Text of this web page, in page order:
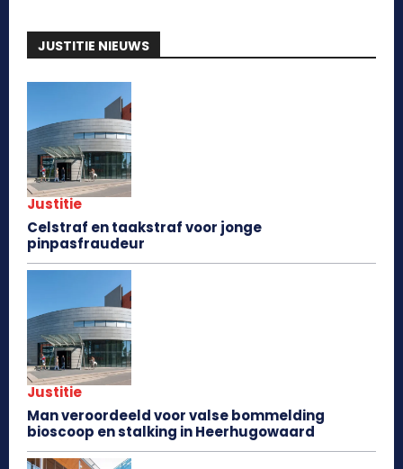
JUSTITIE NIEUWS
Justitie
Celstraf en taakstraf voor jonge
pinpasfraudeur
Justitie
Man veroordeeld voor valse bommelding
bioscoop en stalking in Heerhugowaard